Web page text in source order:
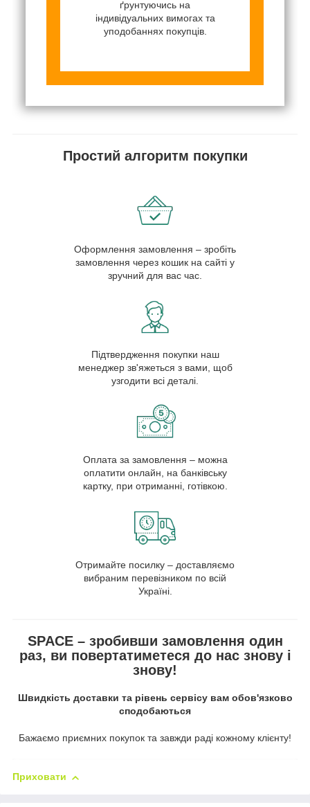
ґрунтуючись на
індивідуальних вимогах та
уподобаннях покупців.
Простий алгоритм покупки
Оформлення замовлення – зробіть
замовлення через кошик на сайті у
зручний для вас час.
Підтвердження покупки наш
менеджер зв'яжеться з вами, щоб
узгодити всі деталі.
Оплата за замовлення – можна
оплатити онлайн, на банківську
картку, при отриманні, готівкою.
Отримайте посилку – доставляємо
вибраним перевізником по всій
Україні.
SPACE – зробивши замовлення один
раз, ви повертатиметеся до нас знову і
знову!
Швидкість доставки та рівень сервісу вам обов'язково
сподобаються
Бажаємо приємних покупок та завжди раді кожному клієнту!
Приховати